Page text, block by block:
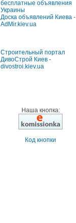
бесплатные объявления
Украины
Доска объявлений Киева -
AdMir.kiev.ua
Строительный портал
ДивоСтрой Киев -
divostroi.kiev.ua
Наша кнопка:
Код кнопки